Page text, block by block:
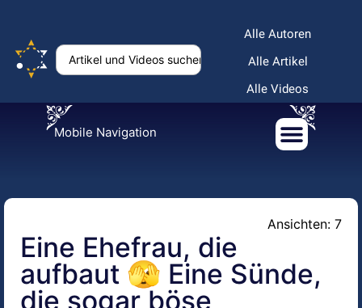
Alle Autoren
Alle Artikel
Alle Videos
Mobile Navigation
Ansichten: 7
Eine Ehefrau, die
aufbaut 🫣 Eine Sünde,
die sogar böse